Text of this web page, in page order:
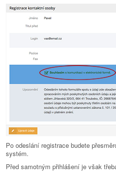
Po odeslání registrace budete
systém.
Před samotným přihlášení je však